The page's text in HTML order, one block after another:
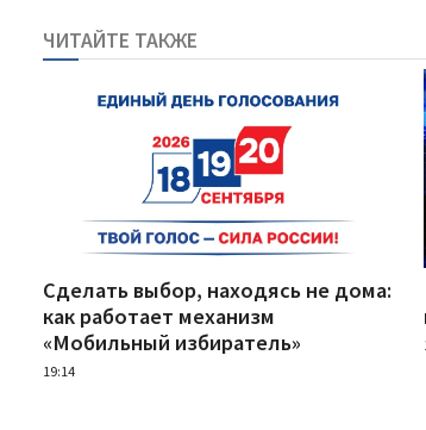
ЧИТАЙТЕ ТАКЖЕ
Сделать выбор, находясь не дома:
как работает механизм
«Мобильный избиратель»
19:14